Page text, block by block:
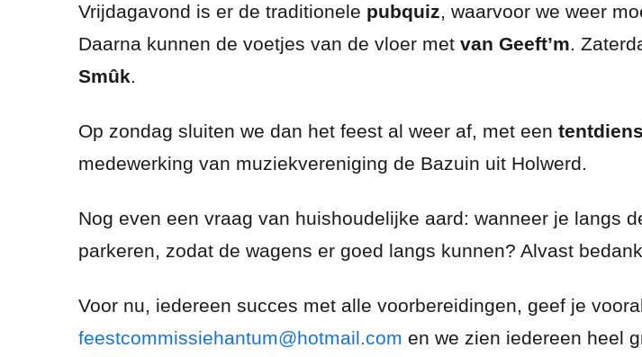
Vrijdagavond is er de traditionele pubquiz, waarvoor we weer
Daarna kunnen de voetjes van de vloer met van Geeft’m.
Smûk.
Op zondag sluiten we dan het feest al weer af, met een
medewerking van muziekvereniging de Bazuin uit Holwerd.
Nog even een vraag van huishoudelijke aard: wanneer je langs
parkeren, zodat de wagens er goed langs kunnen? Alvast
Voor nu, iedereen succes met alle voorbereidingen, geef je
feestcommissiehantum@hotmail.com en we zien iedereen heel